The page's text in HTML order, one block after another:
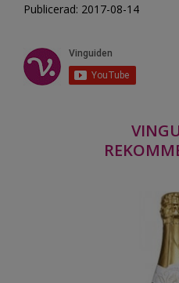
Publicerad: 2017-08-14